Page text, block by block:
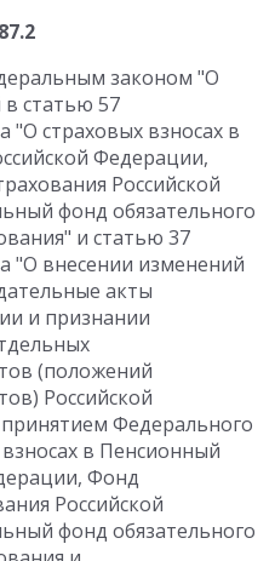
законом "О
статью 57
"О страховых взносах в
Федерации,
Российской
фонд обязательного
и статью 37
"О внесении изменений
акты
и признании
(положений
Российской
Федерального
в Пенсионный
Фонд
Российской
фонд обязательного